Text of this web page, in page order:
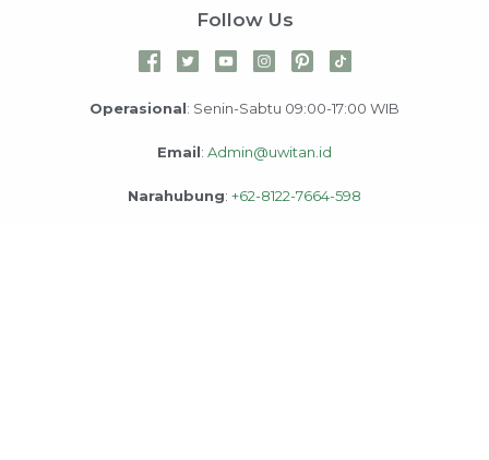
Follow Us
Operasional: Senin-Sabtu 09:00-17:00 WIB
Email: Admin@uwitan.id
Narahubung: +62-8122-7664-598